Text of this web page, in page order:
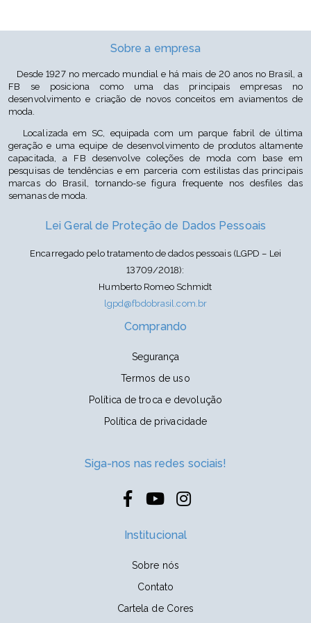
Sobre a empresa
Desde 1927 no mercado mundial e há mais de 20 anos no Brasil, a
FB se posiciona como uma das principais empresas no
desenvolvimento e criação de novos conceitos em aviamentos de
moda.
Localizada em SC, equipada com um parque fabril de última
geração e uma equipe de desenvolvimento de produtos altamente
capacitada, a FB desenvolve coleções de moda com base em
pesquisas de tendências e em parceria com estilistas das principais
marcas do Brasil, tornando-se figura frequente nos desfiles das
semanas de moda.
Lei Geral de Proteção de Dados Pessoais
Encarregado pelo tratamento de dados pessoais (LGPD – Lei
13709/2018):
Humberto Romeo Schmidt
lgpd@fbdobrasil.com.br
Comprando
Segurança
Termos de uso
Política de troca e devolução
Política de privacidade
Siga-nos nas redes sociais!
Institucional
Sobre nós
Contato
Cartela de Cores